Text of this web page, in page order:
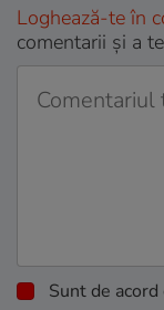
Loghează-te în
comentarii și a
Sunt de acord